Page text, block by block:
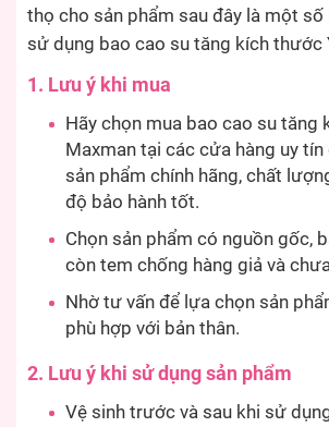
thọ cho sản phẩm sau đây là một số
sử dụng bao cao su tăng kích thước
1. Lưu ý khi mua
Hãy chọn mua bao cao su tăng
Maxman tại các cửa hàng uy
sản phẩm chính hãng, chất
độ bảo hành tốt.
Chọn sản phẩm có nguồn gốc,
còn tem chống hàng giả và
Nhờ tư vấn để lựa chọn sản
phù hợp với bản thân.
2. Lưu ý khi sử dụng sản phẩm
Vệ sinh trước và sau khi sử